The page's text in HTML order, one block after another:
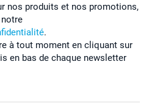
nos produits et nos promotions,
.
à tout moment en cliquant sur
en bas de chaque newsletter